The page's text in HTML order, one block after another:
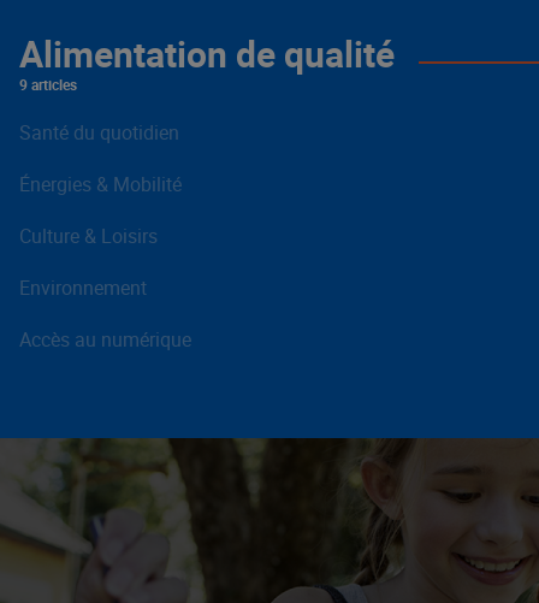
Alimentation de qualité
9 articles
Santé du quotidien
Énergies & Mobilité
Culture & Loisirs
Environnement
Accès au numérique